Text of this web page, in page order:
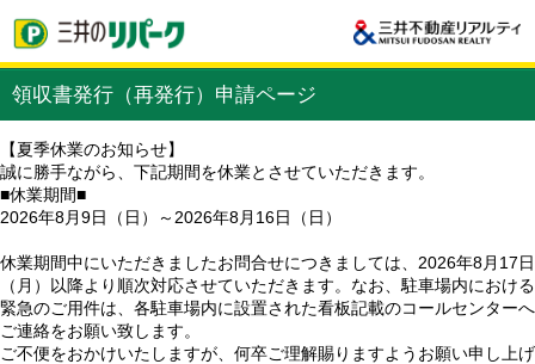
領収書発行（再発行）申請ページ
【夏季休業のお知らせ】
誠に勝手ながら、下記期間を休業とさせていただきます。
■休業期間■
2026年8月9日（日）～2026年8月16日（日）
休業期間中にいただきましたお問合せにつきましては、2026年8月17日
（月）以降より順次対応させていただきます。なお、駐車場内における
緊急のご用件は、各駐車場内に設置された看板記載のコールセンターへ
ご連絡をお願い致します。
ご不便をおかけいたしますが、何卒ご理解賜りますようお願い申し上げ